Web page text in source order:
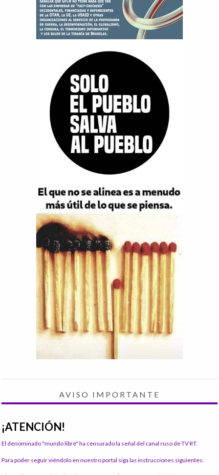
AVISO IMPORTANTE
¡ATENCIÓN!
El denominado "mundo libre" ha censurado la señal del canal ruso de TV RT.
Para poder seguir viéndolo en nuestro portal siga las instrucciones siguientes: